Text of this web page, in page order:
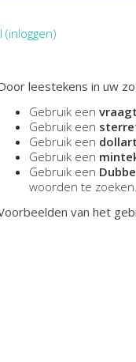
(inloggen)
leestekens in uw
Gebruik een
Gebruik een
Gebruik een
Gebruik een
Gebruik een
woorden te zoeken.
van het